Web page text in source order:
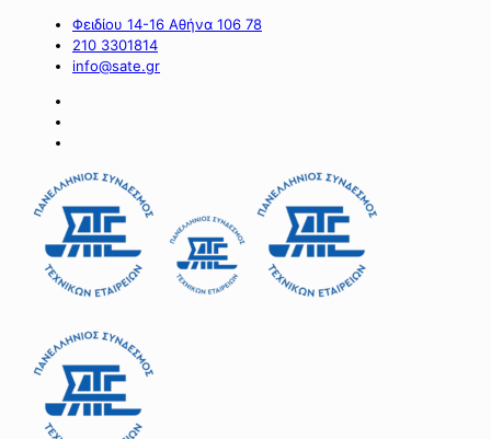
Φειδίου 14-16 Αθήνα 106 78
210 3301814
info@sate.gr